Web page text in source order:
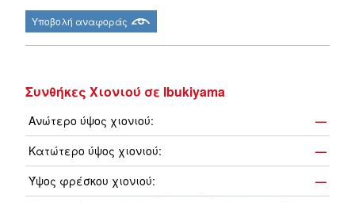
Υποβολή αναφοράς
Συνθήκες Χιονιού σε Ibukiyama
Ανώτερο ύψος χιονιού:
—
Κατώτερο ύψος χιονιού:
—
Ύψος φρέσκου χιονιού:
—